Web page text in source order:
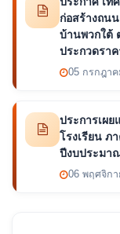
ก่อสร้างถน
บ้านพวกใต้
ประกวดรา
05 กรกฎาค
ประการเผ
โรงเรียน ภ
ปีงบประมา
06 พฤศจิก